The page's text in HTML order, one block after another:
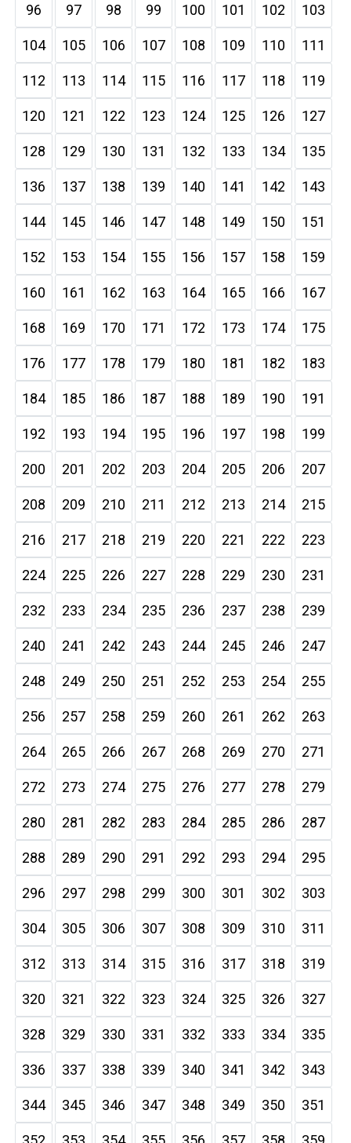
96 97 98 99 100 101 102 103
104 105 106 107 108 109 110 111
112 113 114 115 116 117 118 119
120 121 122 123 124 125 126 127
128 129 130 131 132 133 134 135
136 137 138 139 140 141 142 143
144 145 146 147 148 149 150 151
152 153 154 155 156 157 158 159
160 161 162 163 164 165 166 167
168 169 170 171 172 173 174 175
176 177 178 179 180 181 182 183
184 185 186 187 188 189 190 191
192 193 194 195 196 197 198 199
200 201 202 203 204 205 206 207
208 209 210 211 212 213 214 215
216 217 218 219 220 221 222 223
224 225 226 227 228 229 230 231
232 233 234 235 236 237 238 239
240 241 242 243 244 245 246 247
248 249 250 251 252 253 254 255
256 257 258 259 260 261 262 263
264 265 266 267 268 269 270 271
272 273 274 275 276 277 278 279
280 281 282 283 284 285 286 287
288 289 290 291 292 293 294 295
296 297 298 299 300 301 302 303
304 305 306 307 308 309 310 311
312 313 314 315 316 317 318 319
320 321 322 323 324 325 326 327
328 329 330 331 332 333 334 335
336 337 338 339 340 341 342 343
344 345 346 347 348 349 350 351